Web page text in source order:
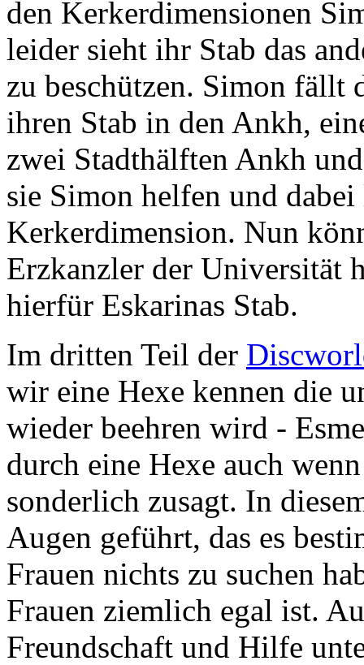
den Kerkerdimensionen
leider sieht ihr Stab das
zu beschützen. Simon
ihren Stab in den Ankh,
zwei Stadthälften Ankh
sie Simon helfen und
Kerkerdimension. Nun
Erzkanzler der Universität
hierfür Eskarinas Stab.
Im dritten Teil der
wir eine Hexe kennen die
wieder beehren wird -
durch eine Hexe auch
sonderlich zusagt. In
Augen geführt, das es
Frauen nichts zu suchen
Frauen ziemlich egal ist.
Freundschaft und Hilfe